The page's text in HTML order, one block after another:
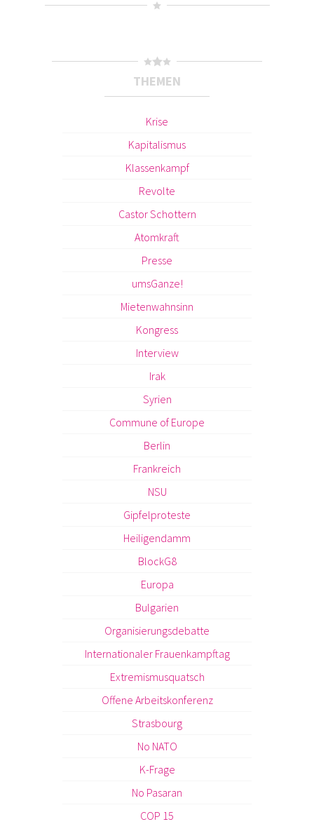
THEMEN
Krise
Kapitalismus
Klassenkampf
Revolte
Castor Schottern
Atomkraft
Presse
umsGanze!
Mietenwahnsinn
Kongress
Interview
Irak
Syrien
Commune of Europe
Berlin
Frankreich
NSU
Gipfelproteste
Heiligendamm
BlockG8
Europa
Bulgarien
Organisierungsdebatte
Internationaler Frauenkampftag
Extremismusquatsch
Offene Arbeitskonferenz
Strasbourg
No NATO
K-Frage
No Pasaran
COP 15